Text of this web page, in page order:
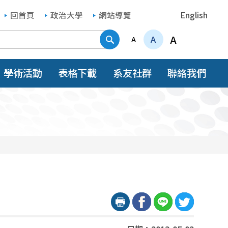
回首頁 政治大學 網站導覽 English
搜尋A A A
學術活動 表格下載 系友社群 聯絡我們